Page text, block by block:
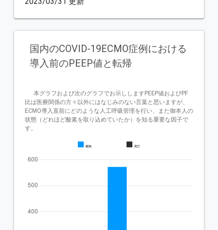
国内のCOVID-19ECMO症例における
導入前のPEEP値と転帰
比は医療関係の方々以外にはなじみのない言葉と思いますが、
ECMO導入直前にどのような人工呼吸管理を行い、また御本人の
状態（どれほど酸素を取り込めていたか）を知る重要な因子で
す。
軽快 死亡